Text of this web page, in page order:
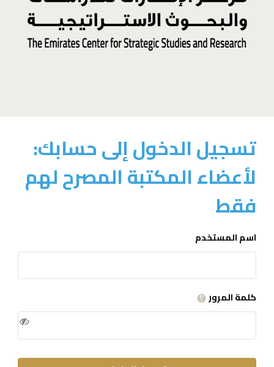
تسجيل الدخول إلى حسابك:
لأعضاء المكتبة المصرح لهم
فقط
اسم المستخدم
كلمة المرور